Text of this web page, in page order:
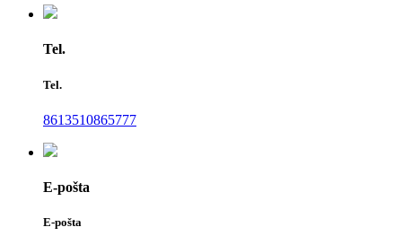
Tel.
Tel.
8613510865777
E-pošta
E-pošta